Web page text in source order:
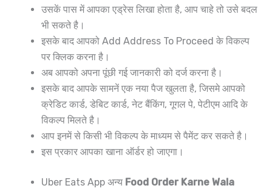
उसकें पास में आपका एड्रेस लिखा होता है, आप चाहे तो उसे बदल
भी सकते है।
इसके बाद आपको Add Address To Proceed के विकल्प
पर क्लिक करना है।
अब आपको अपना पूंछी गई जानकारी को दर्ज करना है।
इसके बाद आपके सामनें एक नया पैज खुलता है, जिसमे आपको
क्रेडिट कार्ड, डेबिट कार्ड, नेट बैंकिंग, गूगल पे, पेटीएम आदि के
विकल्प मिलते है।
आप इनमें से किसी भी विकल्प के माध्यम से पैमेंट कर सकते है।
इस प्रकार आपका खाना ऑर्डर हो जाएगा।
Uber Eats App अन्य Food Order Karne Wala